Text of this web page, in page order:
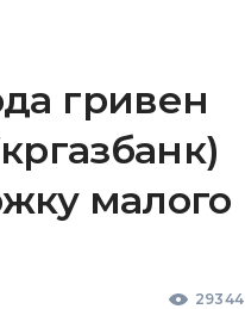
гривен
малого
29344